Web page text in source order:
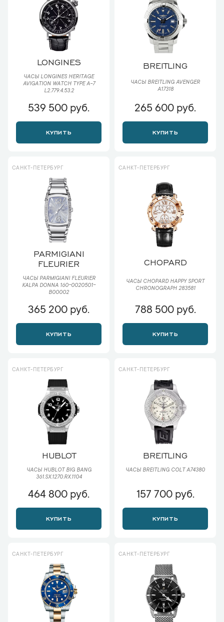
LONGINES
ЧАСЫ LONGINES HERITAGE
AVIGATION WATCH TYPE A-7
L2.779.4.53.2
539 500 руб.
КУПИТЬ
BREITLING
ЧАСЫ BREITLING AVENGER
A17318
265 600 руб.
КУПИТЬ
САНКТ-ПЕТЕРБУРГ
PARMIGIANI
FLEURIER
ЧАСЫ PARMIGIANI FLEURIER
KALPA DONNA 160-0020501-
B00002
365 200 руб.
КУПИТЬ
САНКТ-ПЕТЕРБУРГ
CHOPARD
ЧАСЫ CHOPARD HAPPY SPORT
CHRONOGRAPH 283581
788 500 руб.
КУПИТЬ
САНКТ-ПЕТЕРБУРГ
HUBLOT
ЧАСЫ HUBLOT BIG BANG
361.SX.1270.RX.1104
464 800 руб.
КУПИТЬ
САНКТ-ПЕТЕРБУРГ
BREITLING
ЧАСЫ BREITLING COLT A74380
157 700 руб.
КУПИТЬ
САНКТ-ПЕТЕРБУРГ САНКТ-ПЕТЕРБУРГ